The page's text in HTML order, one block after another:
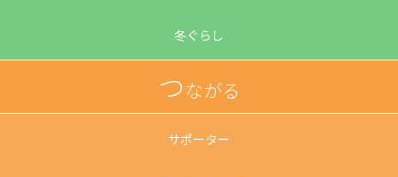
冬ぐらし
つながる
サポーター